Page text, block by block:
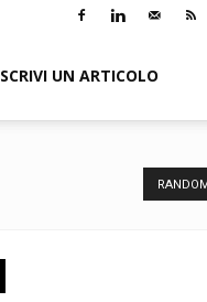
SCRIVI UN ARTICOLO
RANDOM